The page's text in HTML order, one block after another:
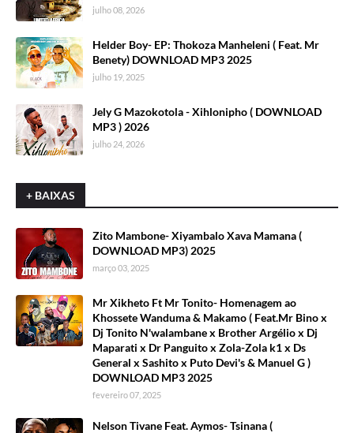
julho 08, 2026
Helder Boy- EP: Thokoza Manheleni ( Feat. Mr
Benety) DOWNLOAD MP3 2025
julho 19, 2025
Jely G Mazokotola - Xihlonipho ( DOWNLOAD
MP3 ) 2026
julho 24, 2026
+ BAIXAS
Zito Mambone- Xiyambalo Xava Mamana (
DOWNLOAD MP3) 2025
março 03, 2025
Mr Xikheto Ft Mr Tonito- Homenagem ao
Khossete Wanduma & Makamo ( Feat.Mr Bino x
Dj Tonito N'walambane x Brother Argélio x Dj
Maparati x Dr Panguito x Zola-Zola k1 x Ds
General x Sashito x Puto Devi's & Manuel G )
DOWNLOAD MP3 2025
fevereiro 07, 2025
Nelson Tivane Feat. Aymos- Tsinana (